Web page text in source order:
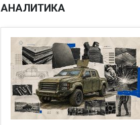
АНАЛИТИКА